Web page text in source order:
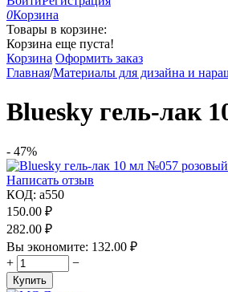
0Корзина
Товары в корзине:
Корзина еще пуста!
Корзина Оформить заказ
Главная/Материалы для дизайна и
Bluesky гель-лак
- 47%
Написать отзыв
КОД: a550
150.00 ₽
282.00 ₽
Вы экономите: 132.00 ₽
+
−
Купить